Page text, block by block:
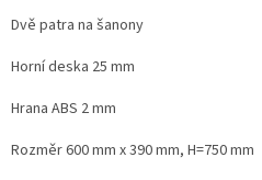
Dvě patra na šanony
Horní deska 25 mm
Hrana ABS 2 mm
Rozměr 600 mm x 390 mm, H=750 mm